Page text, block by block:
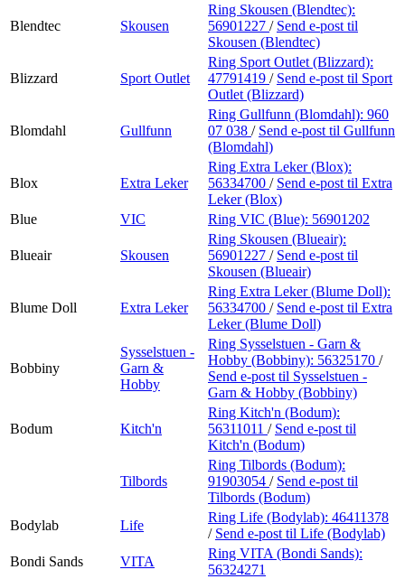
Blendtec Skousen
Ring Skousen (Blendtec):
56901227 / Send e-post til
Skousen (Blendtec)
Blizzard Sport Outlet
Ring Sport Outlet (Blizzard):
47791419 / Send e-post til Sport
Outlet (Blizzard)
Blomdahl Gullfunn
Ring Gullfunn (Blomdahl): 960
07 038 / Send e-post til Gullfunn
(Blomdahl)
Blox Extra Leker
Ring Extra Leker (Blox):
56334700 / Send e-post til Extra
Leker (Blox)
Blue
VIC Ring VIC (Blue): 56901202
Blueair Skousen
Ring Skousen (Blueair):
56901227 / Send e-post til
Skousen (Blueair)
Blume Doll Extra Leker
Ring Extra Leker (Blume Doll):
56334700 / Send e-post til Extra
Leker (Blume Doll)
Bobbiny
Sysselstuen -
Garn &
Hobby
Ring Sysselstuen - Garn &
Hobby (Bobbiny): 56325170 /
Send e-post til Sysselstuen -
Garn & Hobby (Bobbiny)
Bodum Kitch'n
Ring Kitch'n (Bodum):
56311011 / Send e-post til
Kitch'n (Bodum)
Tilbords
Ring Tilbords (Bodum):
91903054 / Send e-post til
Tilbords (Bodum)
Bodylab
Life
Ring Life (Bodylab): 46411378
/ Send e-post til Life (Bodylab)
Bondi Sands
VITA
Ring VITA (Bondi Sands):
56324271